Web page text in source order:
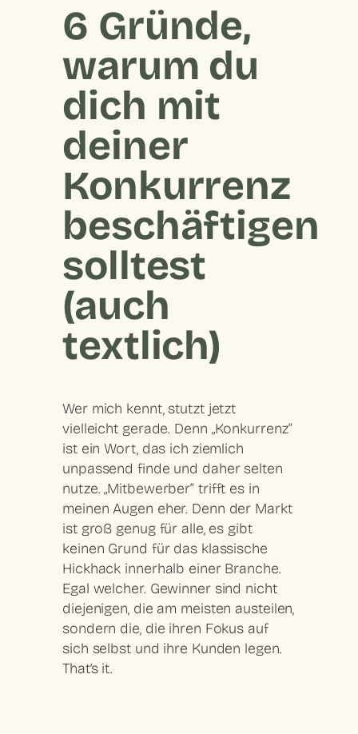
6 Gründe,
warum du
dich mit
deiner
Konkurrenz
beschäftigen
solltest
(auch
textlich)
Wer mich kennt, stutzt jetzt
vielleicht gerade. Denn „Konkurrenz“
ist ein Wort, das ich ziemlich
unpassend finde und daher selten
nutze. „Mitbewerber“ trifft es in
meinen Augen eher. Denn der Markt
ist groß genug für alle, es gibt
keinen Grund für das klassische
Hickhack innerhalb einer Branche.
Egal welcher. Gewinner sind nicht
diejenigen, die am meisten austeilen,
sondern die, die ihren Fokus auf
sich selbst und ihre Kunden legen.
That’s it.